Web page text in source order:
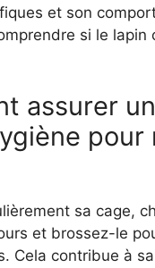
et son
si le lapin
assurer
pour
sa cage,
et brossez-le
Cela contribue à